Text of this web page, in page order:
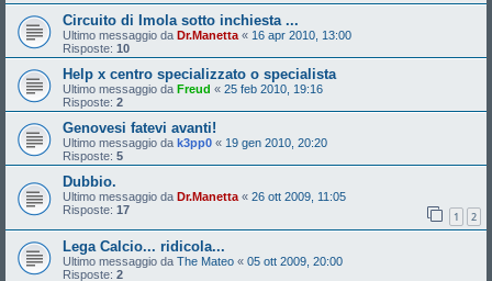
Circuito di Imola sotto inchiesta ...
Ultimo messaggio da Dr.Manetta « 16 apr 2010, 13:00
Risposte: 10
Help x centro specializzato o specialista
Ultimo messaggio da Freud « 25 feb 2010, 19:16
Risposte: 2
Genovesi fatevi avanti!
Ultimo messaggio da k3pp0 « 19 gen 2010, 20:20
Risposte: 5
Dubbio.
Ultimo messaggio da Dr.Manetta « 26 ott 2009, 11:05
Risposte: 17 1 2
Lega Calcio... ridicola...
Ultimo messaggio da The Mateo « 05 ott 2009, 20:00
Risposte: 2